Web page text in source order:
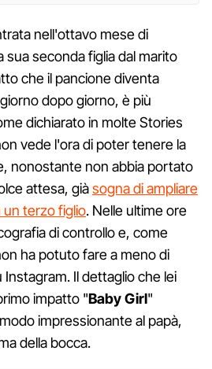
nell'ottavo mese di
sua seconda figlia dal marito
che il pancione diventa
dopo giorno, è più
dichiarato in molte Stories
vede l'ora di poter tenere la
nonostante non abbia portato
attesa, giàsogna di ampliare
un terzo figlio. Nelle ultime ore
di controllo e, come
ha potuto fare a meno di
Il dettaglio che lei
impatto "Baby Girl"
impressionante al papà,
della bocca.